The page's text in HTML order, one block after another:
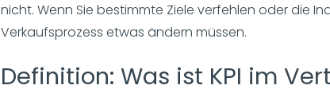
nicht. Wenn Sie bestimmte Ziele verfehlen oder die
Verkaufsprozess etwas ändern müssen.
Definition: Was ist KPI im